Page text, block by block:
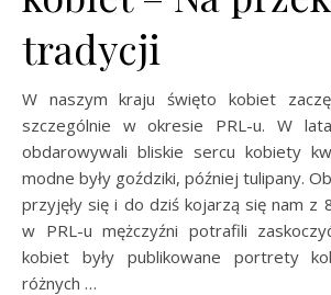
tradycji
W naszym kraju święto kobiet
szczególnie w okresie PRL-u. W
obdarowywali bliskie sercu kobiety
modne były goździki, później tulipany.
przyjęły się i do dziś kojarzą się nam z
w PRL-u mężczyźni potrafili
kobiet były publikowane portrety
różnych …